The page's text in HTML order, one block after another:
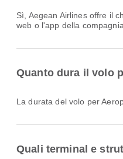
Sì, Aegean Airlines offre il check-in online per i voli per Aeroporto nazionale di Santorini, consentendoti di effettuare comodamente il check-in per il tuo volo tramite il sito
web o l'app della
Quanto dura il volo
La durata del volo per
Quali terminal e